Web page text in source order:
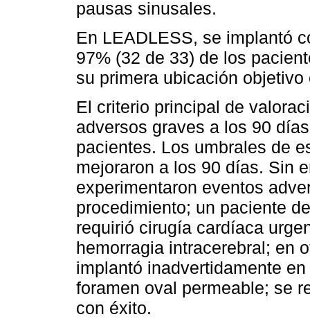
pausas sinusales.
En LEADLESS, se implantó
97% (32 de 33) de los
su primera ubicación
El criterio principal de
adversos graves a los 90
pacientes. Los umbrales de
mejoraron a los 90 días. Sin
experimentaron eventos
procedimiento; un paciente
requirió cirugía cardíaca
hemorragia intracerebral; en
implantó inadvertidamente
foramen oval permeable; se
con éxito.